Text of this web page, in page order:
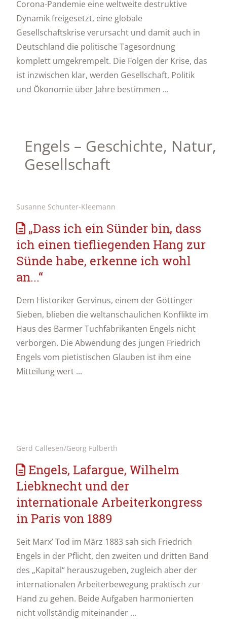
Corona-Pandemie eine weltweite destruktive
Dynamik freigesetzt, eine globale
Gesellschaftskrise verursacht und damit auch in
Deutschland die politische Tagesordnung
komplett umgekrempelt. Die Folgen der Krise, das
ist inzwischen klar, werden Gesellschaft, Politik
und Ökonomie über Jahre bestimmen ...
Engels – Geschichte, Natur,
Gesellschaft
Susanne Schunter-Kleemann
„Dass ich ein Sünder bin, dass
ich einen tiefliegenden Hang zur
Sünde habe, erkenne ich wohl
an...“
Dem Historiker Gervinus, einem der Göttinger
Sieben, blieben die weltanschaulichen Konflikte im
Haus des Barmer Tuchfabrikanten Engels nicht
verborgen. Die Abwendung des jungen Friedrich
Engels vom pietistischen Glauben ist ihm eine
Mitteilung wert ...
Gerd Callesen/Georg Fülberth
Engels, Lafargue, Wilhelm
Liebknecht und der
internationale Arbeiterkongress
in Paris von 1889
Seit Marxʼ Tod im März 1883 sah sich Friedrich
Engels in der Pflicht, den zweiten und dritten Band
des „Kapital“ herauszugeben, zugleich aber der
internationalen Arbeiterbewegung praktisch zur
Hand zu gehen. Beide Aufgaben harmonierten
nicht vollständig miteinander ...